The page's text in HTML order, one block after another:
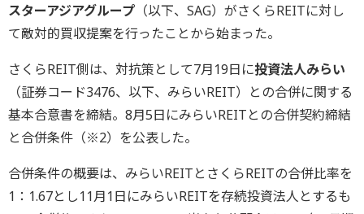
スターアジアグループ （以下、SAG）がさくらREITに対し
て敵対的買収提案を行ったことから始まった。
さくらREIT側は、対抗策として7月19日に投資法人みらい
（証券コード3476、以下、みらいREIT）との合併に関する
基本合意書を締結。8月5日にみらいREITとの合併契約締結
と合併条件（※2）を公表した。
合併条件の概要は、みらいREITとさくらREITの合併比率を
1：1.67とし11月1日にみらいREITを存続投資法人とするも